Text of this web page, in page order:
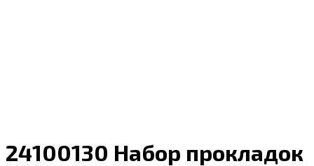
24100130 Набор прокладок